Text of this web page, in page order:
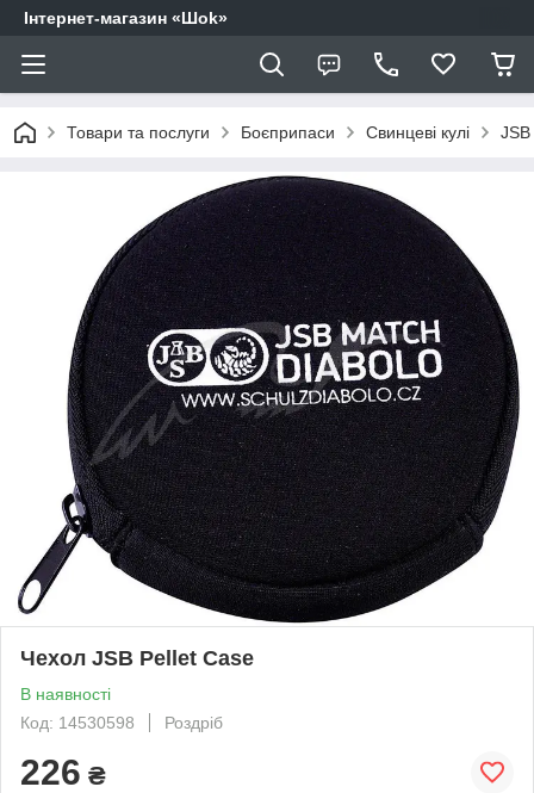
Інтернет-магазин «Шоk»
Товари та послуги Боєприпаси Свинцеві кулі JSB
Чехол JSB Pellet Case
В наявності
Код: 14530598
Роздріб
226 ₴